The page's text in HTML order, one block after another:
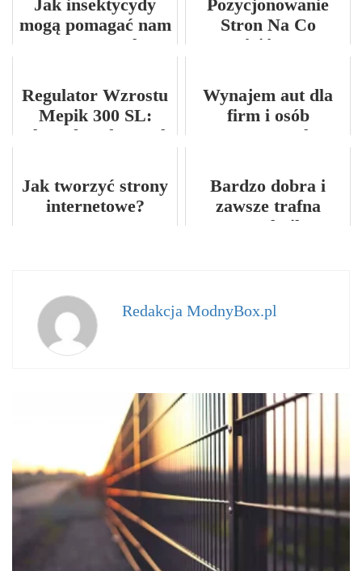
Jak insektycydy
mogą pomagać nam
w uprawach
Pozycjonowanie
Stron Na Co
Zwrócić Uwagę
Regulator Wzrostu
Mepik 300 SL:
Klucz do Zdrowych
Wynajem aut dla
firm i osób
prywatnych
Jak tworzyć strony
internetowe?
Bardzo dobra i
zawsze trafna
geotechnika
Redakcja ModnyBox.pl